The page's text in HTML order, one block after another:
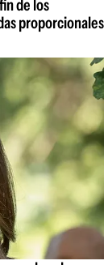
de los
proporcionales